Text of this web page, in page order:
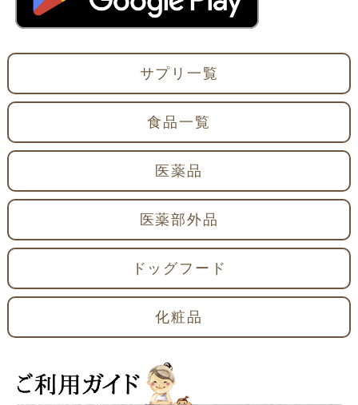
サプリ一覧
食品一覧
医薬品
医薬部外品
ドッグフード
化粧品